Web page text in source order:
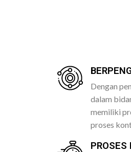
Dengan
dalam
memiliki
proses
PROSES